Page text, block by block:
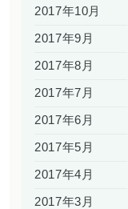
2017年10月
2017年9月
2017年8月
2017年7月
2017年6月
2017年5月
2017年4月
2017年3月